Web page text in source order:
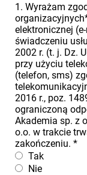
1. Wyrażam
elektronicznej
świadczeniu
2002 r. (t. j. Dz.
przy użyciu
(telefon, sms)
2016 r., poz.
ograniczoną
Akademia sp. z
o.o. w trakcie
zakończeniu. *
Tak
Nie